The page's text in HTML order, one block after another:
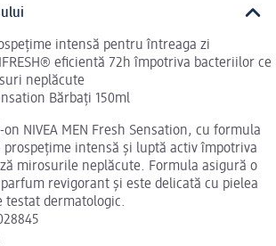
intensă pentru întreaga zi
eficientă 72h împotriva bacteriilor ce
neplăcute
Bărbați 150ml
NIVEA MEN Fresh Sensation, cu formula
prospețime intensă și luptă activ împotriva
mirosurile neplăcute. Formula asigură o
revigorant și este delicată cu pielea
testat dermatologic.